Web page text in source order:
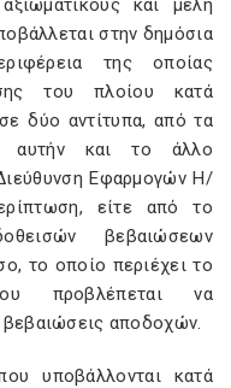
και μέλη
στην δημόσια
της οποίας
του πλοίου κατά
δύο αντίτυπα, από τα
αυτήν και το άλλο
Εφαρμογών Η/
είτε από το
βεβαιώσεων
το οποίο περιέχει το
προβλέπεται να
βεβαιώσεις αποδοχών.
υποβάλλονται κατά